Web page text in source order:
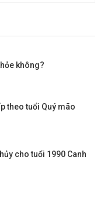
không?
theo tuổi Quý mão
cho tuổi 1990 Canh